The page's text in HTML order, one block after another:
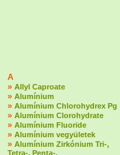
A
» Allyl Caproate
» Alumínium
» Alumínium Chlorohydrex Pg
» Alumínium Clorohydrate
» Alumínium Fluoride
» Alumínium vegyületek
» Alumínium Zirkónium Tri-,
Tetra-, Penta-,